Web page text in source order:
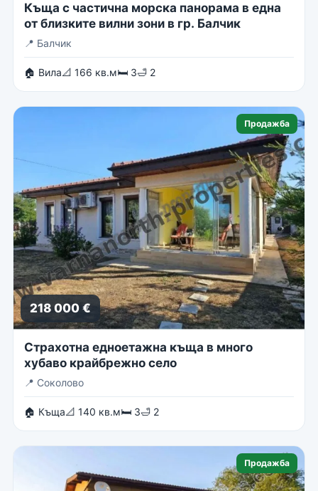
Къща с частична морска панорама в една
от близките вилни зони в гр. Балчик
📍 Балчик
🏠 Вила📐 166 кв.м🛏 3🛁 2
Продажба
218 000 €
Страхотна едноетажна къща в много
хубаво крайбрежно село
📍 Соколово
🏠 Къща📐 140 кв.м🛏 3🛁 2
Продажба